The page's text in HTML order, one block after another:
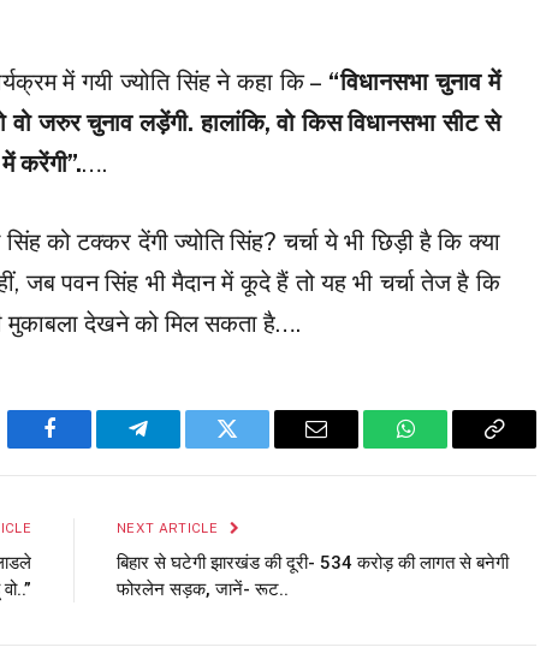
में गयी ज्योति सिंह ने कहा कि – “विधानसभा चुनाव में
वो जरुर चुनाव लड़ेंगी. हालांकि, वो किस विधानसभा सीट से
करेंगी”.….
को टक्कर देंगी ज्योति सिंह? चर्चा ये भी छिड़ी है कि क्या
जब पवन सिंह भी मैदान में कूदे हैं तो यह भी चर्चा तेज है कि
मुकाबला देखने को मिल सकता है….
Facebook Telegram Twitter Email WhatsAppCopy
NEXT ARTICLE
बिहार से घटेगी झारखंड की दूरी- 534 करोड़ की लागत से बनेगी
फोरलेन सड़क, जानें- रूट..